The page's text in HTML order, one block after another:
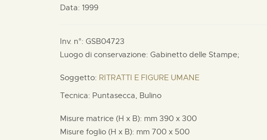
Data: 1999
Inv. n°: GSB04723
Luogo di conservazione: Gabinetto delle Stampe;
Soggetto: RITRATTI E FIGURE UMANE
Tecnica: Puntasecca, Bulino
Misure matrice (H x B): mm 390 x 300
Misure foglio (H x B): mm 700 x 500